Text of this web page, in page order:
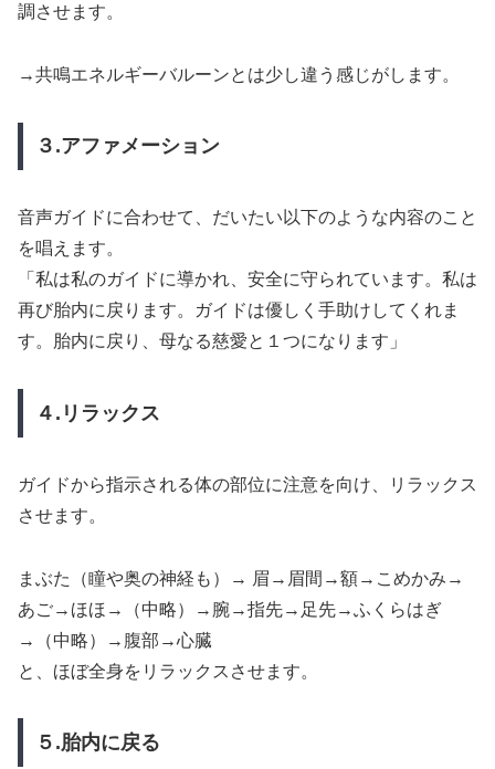
調させます。
→共鳴エネルギーバルーンとは少し違う感じがします。
３.アファメーション
音声ガイドに合わせて、だいたい以下のような内容のこと
を唱えます。
「私は私のガイドに導かれ、安全に守られています。私は
再び胎内に戻ります。ガイドは優しく手助けしてくれま
す。胎内に戻り、母なる慈愛と１つになります」
４.リラックス
ガイドから指示される体の部位に注意を向け、リラックス
させます。
まぶた（瞳や奥の神経も）→ 眉→眉間→額→こめかみ→
あご→ほほ→（中略）→腕→指先→足先→ふくらはぎ
→（中略）→腹部→心臓
と、ほぼ全身をリラックスさせます。
５.胎内に戻る